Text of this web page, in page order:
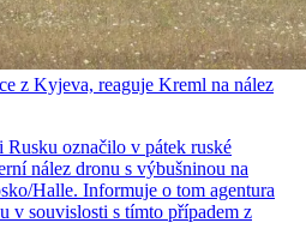
z Kyjeva, reaguje Kreml na nález
označilo v pátek ruské
nález dronu s výbušninou na
Halle. Informuje o tom agentura
v souvislosti s tímto případem z